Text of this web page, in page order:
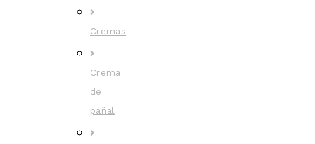
Cremas
Crema
de
pañal